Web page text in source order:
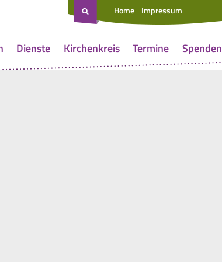
Home Impressum
Dienste Kirchenkreis Termine Spenden